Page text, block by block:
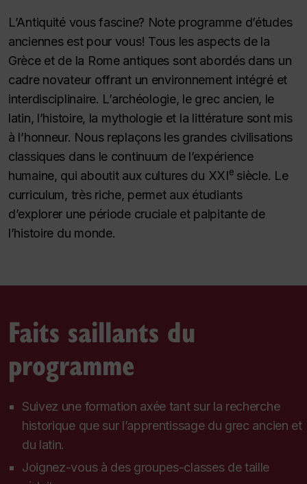
L’Antiquité vous fascine? Note programme d’études
anciennes est pour vous! Tous les aspects de la
Grèce et de la Rome antiques sont abordés dans un
cadre novateur offrant un environnement intégré et
interdisciplinaire. L’archéologie, le grec ancien, le
latin, l’histoire, la mythologie et la littérature sont mis
à l’honneur. Nous replaçons les grandes civilisations
classiques dans le continuum de l’expérience
humaine, qui aboutit aux cultures du XXIe siècle. Le
curriculum, très riche, permet aux étudiants
d’explorer une période cruciale et palpitante de
l’histoire du monde.
Faits saillants du
programme
Suivez une formation axée tant sur la recherche
historique que sur l’apprentissage du grec ancien et
du latin.
Joignez-vous à des groupes-classes de taille